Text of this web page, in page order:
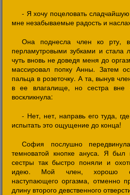
- Я хочу поцеловать
мне незабываемые радость и
Она поднесла член ко рту,
перламутровыми зубками и стала
чуть вновь не доведя меня до
массировал попку Анны. Затем
пальца в розеточку. А та, вынув
в ее влагалище, но сестра вне
воскликнула:
- Нет, нет, направь его туда,
испытать это ощущение до конца!
София послушно
темноватой кнопке ануса. Я был
сестры так быстро поняли и
идею. Мой член, хорошо
наступающего оргазма, отменно
длину второго девственного